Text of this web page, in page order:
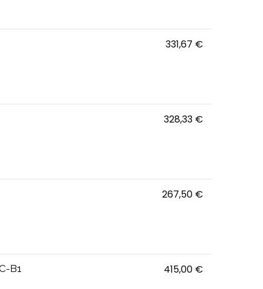
331,67 €
328,33 €
267,50 €
B1 415,00 €